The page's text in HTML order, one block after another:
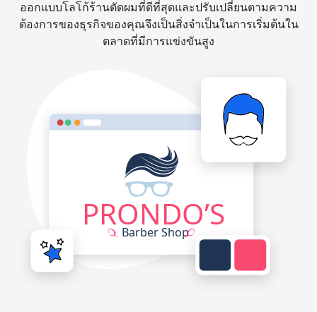
ออกแบบโลโก้ร้านตัดผมที่ดีที่สุดและปรับเปลี่ยนตามความ
ต้องการของธุรกิจของคุณจึงเป็นสิ่งจำเป็นในการเริ่มต้นใน
ตลาดที่มีการแข่งขันสูง